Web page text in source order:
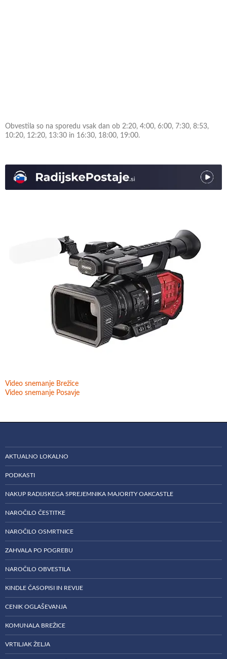
Obvestila so na sporedu vsak dan ob 2:20, 4:00, 6:00, 7:30, 8:53,
10:20, 12:20, 13:30 in 16:30, 18:00, 19:00.
Video snemanje Brežice
Video snemanje Posavje
AKTUALNO LOKALNO
PODKASTI
NAKUP RADIJSKEGA SPREJEMNIKA MAJORITY OAKCASTLE
NAROČILO ČESTITKE
NAROČILO OSMRTNICE
ZAHVALA PO POGREBU
NAROČILO OBVESTILA
KINDLE ČASOPISI IN REVIJE
CENIK OGLAŠEVANJA
KOMUNALA BREŽICE
VRTILJAK ŽELJA